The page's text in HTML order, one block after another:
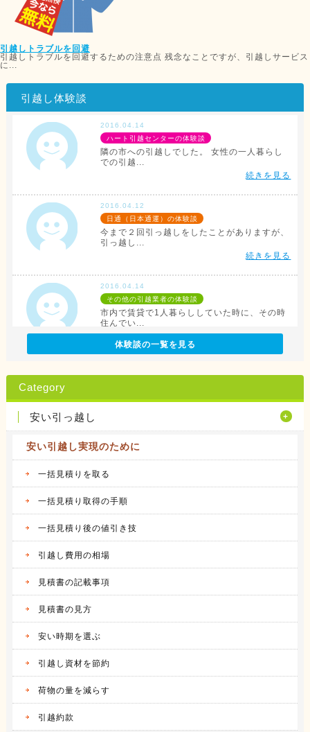
引越しトラブルを回避
引越しトラブルを回避するための注意点 残念なことですが、引越しサービス
に...
引越し体験談
2016.04.14
ハート引越センターの体験談
隣の市への引越しでした。 女性の一人暮らし
での引越...
続きを見る
2016.04.12
日通（日本通運）の体験談
今まで２回引っ越しをしたことがありますが、
引っ越し...
続きを見る
2016.04.14
その他の引越業者の体験談
市内で賃貸で1人暮らししていた時に、その時
住んでい...
続きを見る
出る訳で...
続きを見る
2016.04.14
サカイ引越センターの体験談
会社都合での引越しだったこともあり、費用は
2016.04.14
アート引越センターの体験談
私は、仕事の関係で人事異動があり、同じ県内
アーク引越しセンターの体験談
2016.04.14
体験談の一覧を見る
Category
安い引っ越し
安い引越し実現のために
一括見積りを取る
一括見積り取得の手順
一括見積り後の値引き技
引越し費用の相場
見積書の記載事項
見積書の見方
安い時期を選ぶ
引越し資材を節約
荷物の量を減らす
引越約款